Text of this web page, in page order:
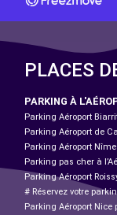
PLACES
PARKING À
Parking Aéroport
Parking Aéroport de
Parking Aéroport
Parking pas cher à
Parking Aéroport
# Réservez votre
Parking Aéroport Nice